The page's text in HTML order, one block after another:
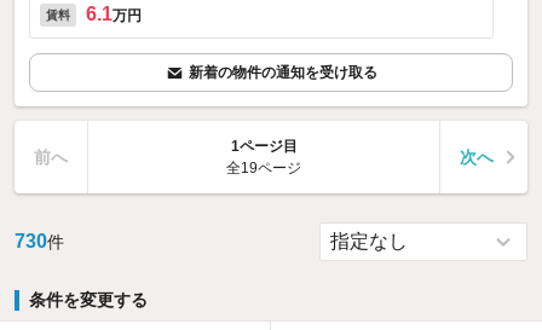
賃料 6.1万円
新着の物件の通知を受け取る
前へ
1ページ目
全19ページ
次へ
730件
条件を変更する